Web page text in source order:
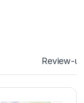
Review-uri